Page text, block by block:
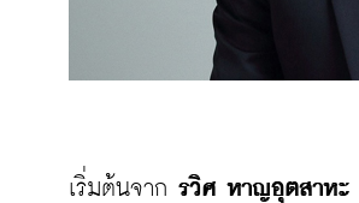
เริ่มต้นจาก รวิศ หาญอุตสาหะ